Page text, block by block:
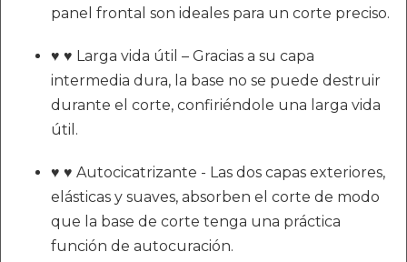
panel frontal son ideales para un corte preciso.
♥ ♥ Larga vida útil – Gracias a su capa
intermedia dura, la base no se puede destruir
durante el corte, confiriéndole una larga vida
útil.
♥ ♥ Autocicatrizante - Las dos capas exteriores,
elásticas y suaves, absorben el corte de modo
que la base de corte tenga una práctica
función de autocuración.